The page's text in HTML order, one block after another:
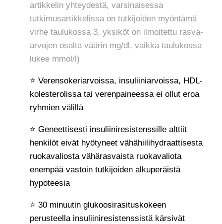
artikkelin yhteydestä, varsinaisessa
tutkimusartikkelissa on tutkijoiden myöntämä
virhe taulukossa 3, yksiköt on ilmoitettu rasva-
arvojen osalta väärin mg/dl, vaikka taulukossa
lukee mmol/l)
⭐ Verensokeriarvoissa, insuliiniarvoissa, HDL-
kolesterolissa tai verenpaineessa ei ollut eroa
ryhmien välillä
⭐ Geneettisesti insuliiniresistenssille alttiit
henkilöt eivät hyötyneet vähähiilihydraattisesta
ruokavaliosta vähärasvaista ruokavaliota
enempää vastoin tutkijoiden alkuperäistä
hypoteesia
⭐ 30 minuutin glukoosirasituskokeen
perusteella insuliiniresistenssistä kärsivät